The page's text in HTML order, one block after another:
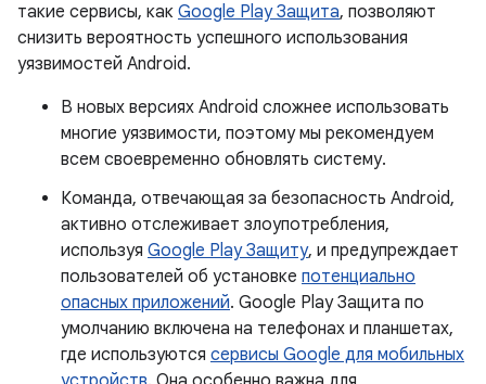
такие сервисы, как Google Play Защита, позволяют
снизить вероятность успешного использования
уязвимостей Android.
В новых версиях Android сложнее использовать
многие уязвимости, поэтому мы рекомендуем
всем своевременно обновлять систему.
Команда, отвечающая за безопасность Android,
активно отслеживает злоупотребления,
используя Google Play Защиту, и предупреждает
пользователей об установке потенциально
опасных приложений. Google Play Защита по
умолчанию включена на телефонах и планшетах,
где используются сервисы Google для мобильных